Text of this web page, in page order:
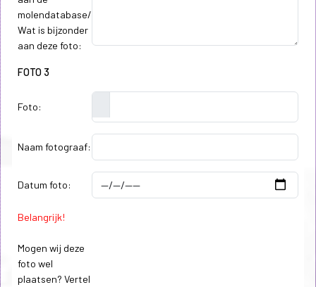
molendatabase/
Wat is bijzonder
aan deze foto:
FOTO 3
Foto:
Naam fotograaf:
Datum foto:
Belangrijk!
Mogen wij deze
foto wel
plaatsen? Vertel